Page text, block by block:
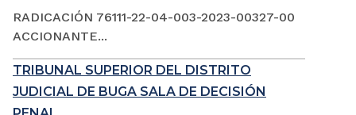
RADICACIÓN 76111-22-04-003-2023-00327-00
ACCIONANTE...
TRIBUNAL SUPERIOR DEL DISTRITO
JUDICIAL DE BUGA SALA DE DECISIÓN